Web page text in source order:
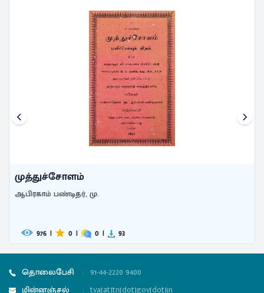
முத்துச்சோளம்
ஆபிரகாம் பண்டிதர், மு.
976 | 0 | 0 | 93
தொலைபேசி : 91-44-2220 9400
மின்னஞ்சல்
: tva[at]tn[dot]gov[dot]in